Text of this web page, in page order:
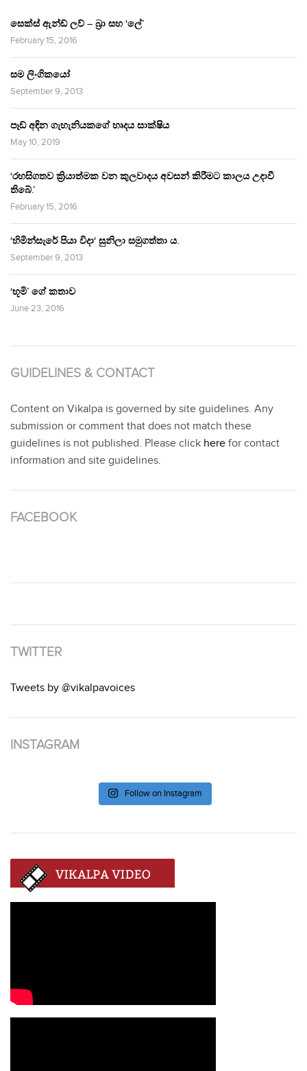
සෙක්ස් ඇන්ඩ් ලව් – බ්‍රා සහ ‘ලේ’
February 15, 2016
සම ලිංගිකයෝ
September 9, 2013
පෑඩ් අඳින ගැහැනියකගේ හෘදය සාක්ෂිය
May 10, 2019
‘රහසිගතව ක්‍රියාත්මක වන කුලවාදය අවසන් කිරීමට කාලය උදාවී
තිබේ.’
February 15, 2016
‘හිමින්සැරේ පියා විදා‘ සුනිලා සමුගත්තා ය.
September 9, 2013
‘භූමි’ ගේ කතාව
June 23, 2016
GUIDELINES & CONTACT
Content on Vikalpa is governed by site guidelines. Any
submission or comment that does not match these
guidelines is not published. Please click here for contact
information and site guidelines.
FACEBOOK
TWITTER
Tweets by @vikalpavoices
INSTAGRAM
Follow on Instagram